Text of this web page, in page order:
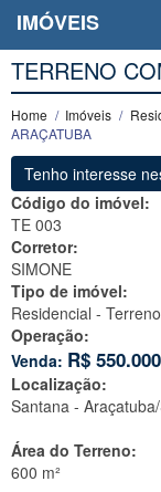
IMÓVEIS
TERRENO
Home / Imóveis /
ARAÇATUBA
Tenho interesse
Código do imóvel:
TE 003
Corretor:
SIMONE
Tipo de imóvel:
Residencial - Terreno
Operação:
Venda: R$
Localização:
Santana -
Área do Terreno:
600 m²